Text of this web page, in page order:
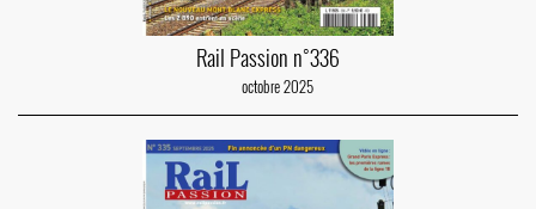
Rail Passion n°336
octobre 2025